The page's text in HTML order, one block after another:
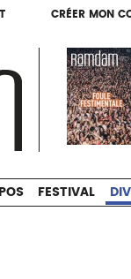
CRÉER MON
CRÉER MON
PUBLIC EXPOS
FESTIVAL